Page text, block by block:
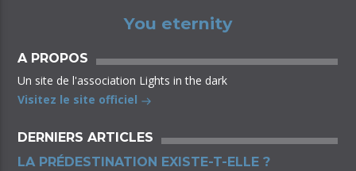
You eternity
A PROPOS
Un site de l'association Lights in the dark
Visitez le site officiel
DERNIERS ARTICLES
LA PRÉDESTINATION EXISTE-T-ELLE ?